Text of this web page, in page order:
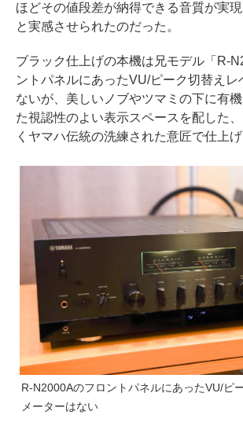
ほどその値段差が納得できる音質が実
と実感させられたのだった。
ブラック仕上げの本機は兄モデル「R-
ントパネルにあったVU/ピーク切替えレ
ないが、美しいノブやツマミの下に有
た視認性のよい表示スペースを配した
くヤマハ伝統の洗練された意匠で仕上げ
R-N2000AのフロントパネルにあったVU/ピ
メーターはない